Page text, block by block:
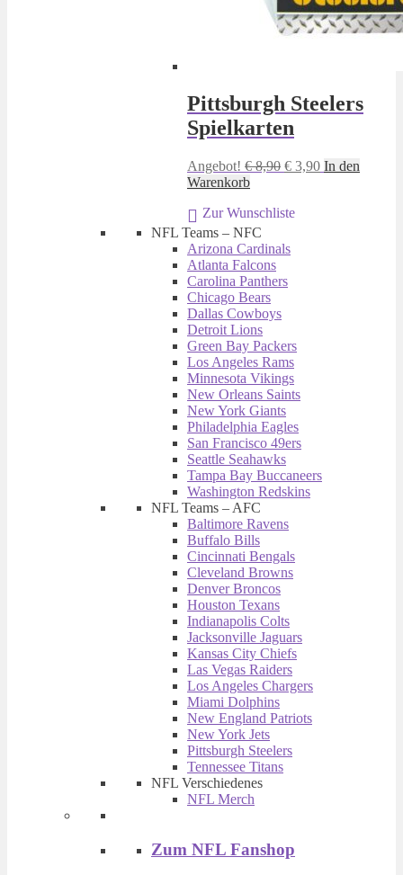
Pittsburgh Steelers
Spielkarten
Angebot! €8,90 Ursprünglicher
€ 8,90
€ 3,90Aktueller
In den
Warenkorb
Zur Wunschliste
NFL Teams – NFC
Arizona Cardinals
Atlanta Falcons
Carolina Panthers
Chicago Bears
Dallas Cowboys
Detroit Lions
Green Bay Packers
Los Angeles Rams
Minnesota Vikings
New Orleans Saints
New York Giants
Philadelphia Eagles
San Francisco 49ers
Seattle Seahawks
Tampa Bay Buccaneers
Washington Redskins
NFL Teams – AFC
Baltimore Ravens
Buffalo Bills
Cincinnati Bengals
Cleveland Browns
Denver Broncos
Houston Texans
Indianapolis Colts
Jacksonville Jaguars
Kansas City Chiefs
Las Vegas Raiders
Los Angeles Chargers
Miami Dolphins
New England Patriots
New York Jets
Pittsburgh Steelers
Tennessee Titans
NFL Verschiedenes
NFL Merch
Zum NFL Fanshop